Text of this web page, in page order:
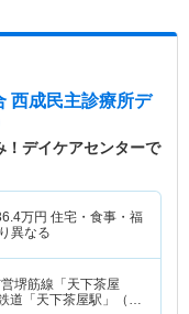
西成民主診療所デ
！デイケアセンターで
万円 住宅・食事・福
により異なる
堺筋線「天下茶屋
道「天下茶屋駅」（徒